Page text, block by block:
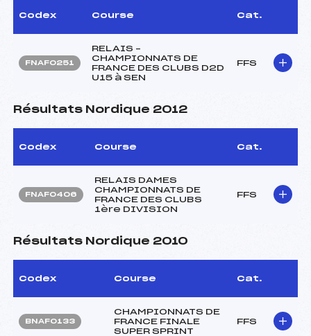
Codex Course Cat.
FNAF0251
RELAIS –
CHAMPIONNATS DE
FRANCE DES CLUBS D2D
U15 à SEN
FFS
Résultats Nordique 2012
Codex Course Cat.
FNAF0406
RELAIS DAMES
CHAMPIONNATS DE
FRANCE DES CLUBS
1ère DIVISION
FFS
Résultats Nordique 2010
Codex Course Cat.
BNAF0133
CHAMPIONNATS DE
FRANCE FINALE
SUPER SPRINT
FFS